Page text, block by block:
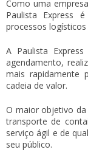
Como uma
Paulista Express
processos
A Paulista
agendamento,
mais rapidamente
cadeia de valor.
O maior objetivo
transporte de
serviço ágil e de
seu público.